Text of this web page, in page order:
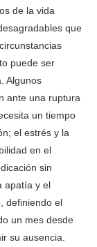
de la vida
que
puede ser
Algunos
ante una ruptura
un tiempo
el estrés y la
en el
sin
apatía y el
definiendo el
un mes desde
su ausencia.